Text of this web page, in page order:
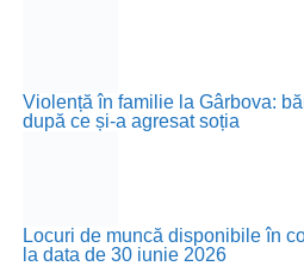
Violență în familie la Gârbova:
după ce și-a agresat soția
Locuri de muncă disponibile în
la data de 30 iunie 2026